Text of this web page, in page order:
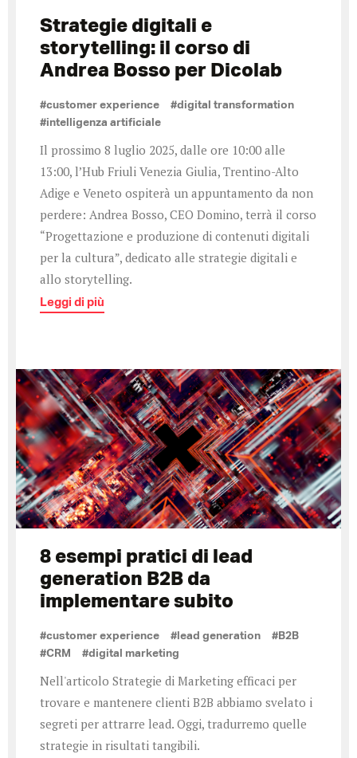
Strategie digitali e
storytelling: il corso di
Andrea Bosso per Dicolab
#customer experience #digital transformation
#intelligenza artificiale
Il prossimo 8 luglio 2025, dalle ore 10:00 alle
13:00, l’Hub Friuli Venezia Giulia, Trentino-Alto
Adige e Veneto ospiterà un appuntamento da non
perdere: Andrea Bosso, CEO Domino, terrà il corso
“Progettazione e produzione di contenuti digitali
per la cultura”, dedicato alle strategie digitali e
allo storytelling.
Leggi di più
8 esempi pratici di lead
generation B2B da
implementare subito
#customer experience #lead generation #B2B
#CRM #digital marketing
Nell'articolo Strategie di Marketing efficaci per
trovare e mantenere clienti B2B abbiamo svelato i
segreti per attrarre lead. Oggi, tradurremo quelle
strategie in risultati tangibili.